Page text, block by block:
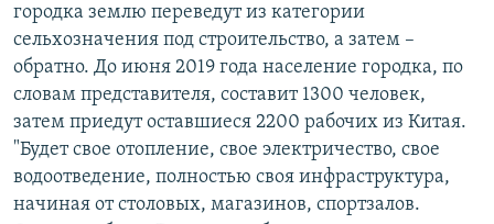
городка землю переведут из категории
сельхозначения под строительство, а затем –
обратно. До июня 2019 года население городка, по
словам представителя, составит 1300 человек,
затем приедут оставшиеся 2200 рабочих из Китая.
"Будет свое отопление, свое электричество, свое
водоотведение, полностью своя инфраструктура,
начиная от столовых, магазинов, спортзалов.